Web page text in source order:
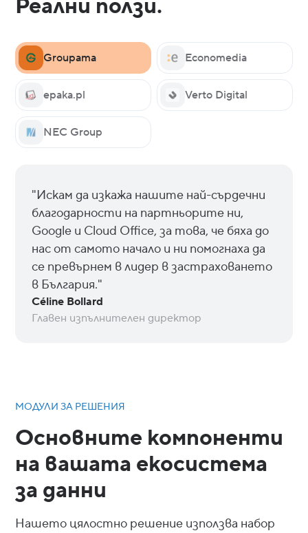
Реални ползи.
Groupama Economedia
epaka.pl Verto Digital
NEC Group
"Искам да изкажа нашите най-сърдечни
благодарности на партньорите ни,
Google и Cloud Office, за това, че бяха до
нас от самото начало и ни помогнаха да
се превърнем в лидер в застраховането
в България."
Céline Bollard
Главен изпълнителен директор
МОДУЛИ ЗА РЕШЕНИЯ
Основните компоненти
на вашата екосистема
за данни
Нашето цялостно решение използва набор